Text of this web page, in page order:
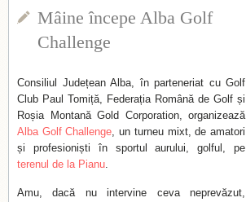
Mâine începe Alba Golf
Challenge
Consiliul Județean Alba, în parteneriat cu Golf
Club Paul Tomiță, Federația Română de Golf și
Roșia Montană Gold Corporation, organizează
Alba Golf Challenge, un turneu mixt, de amatori
și profesioniști în sportul aurului, golful, pe
terenul de la Pianu.
Amu, dacă nu intervine ceva neprevăzut,